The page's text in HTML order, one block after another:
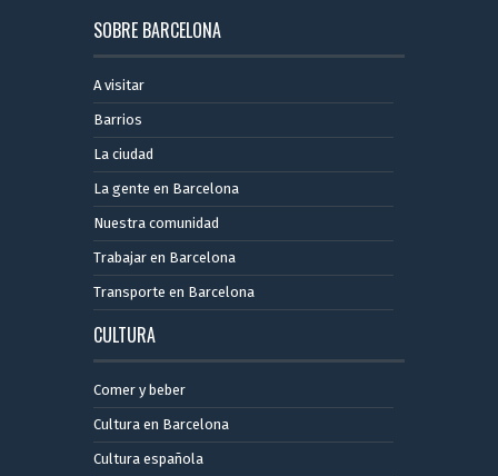
SOBRE BARCELONA
A visitar
Barrios
La ciudad
La gente en Barcelona
Nuestra comunidad
Trabajar en Barcelona
Transporte en Barcelona
CULTURA
Comer y beber
Cultura en Barcelona
Cultura española